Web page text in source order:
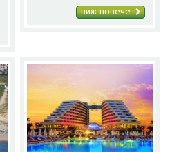
виж повече